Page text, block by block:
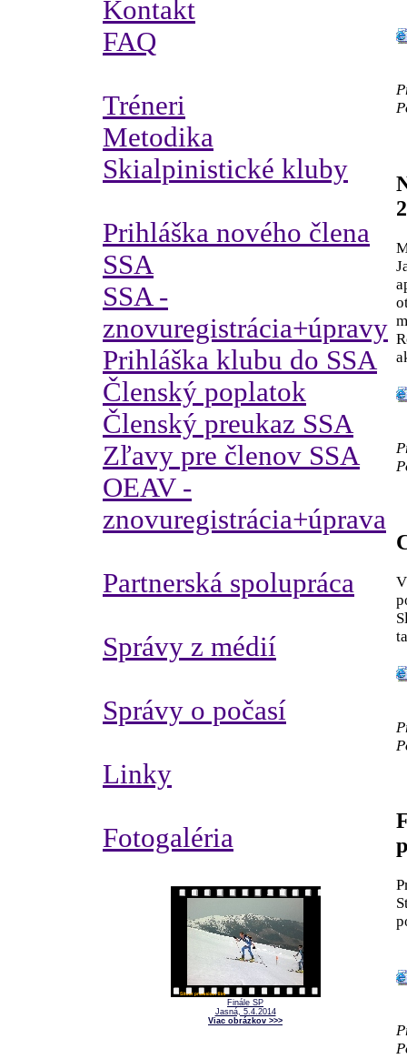
Kontakt
FAQ
Tréneri
Metodika
Skialpinistické kluby
Prihláška nového člena
SSA
SSA -
znovuregistrácia+úpravy
Prihláška klubu do SSA
Členský poplatok
Členský preukaz SSA
Zľavy pre členov SSA
OEAV -
znovuregistrácia+úprava
Partnerská spolupráca
Správy z médií
Správy o počasí
Linky
Fotogaléria
Finále SP
Jasná, 5.4.2014
Viac obrázkov >>>